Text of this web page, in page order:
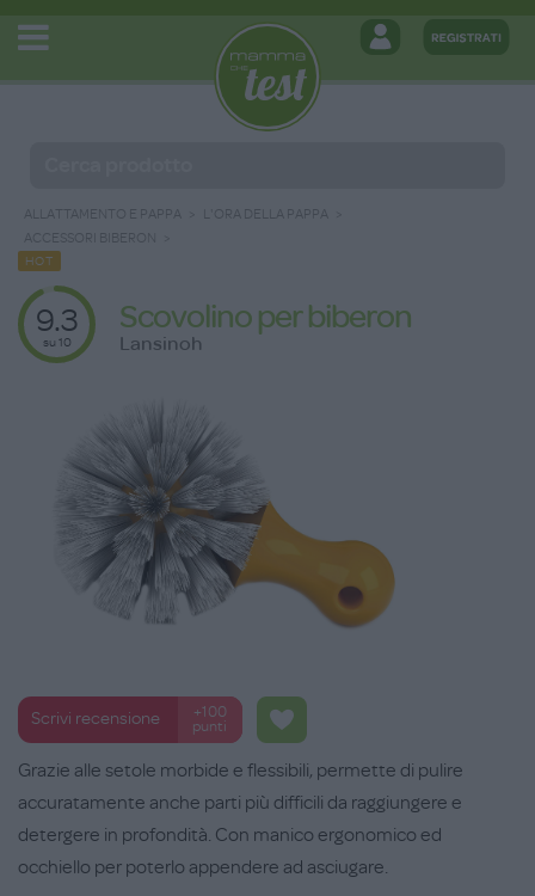
ALLATTAMENTO E PAPPA
L'ORA DELLA PAPPA
ACCESSORI BIBERON
HOT
9.3
su 10
Scovolino per biberon
Lansinoh
Scrivi recensione
+100
punti
Grazie alle setole morbide e flessibili, permette di pulire
accuratamente anche parti più difficili da raggiungere e
detergere in profondità. Con manico ergonomico ed
occhiello per poterlo appendere ad asciugare.